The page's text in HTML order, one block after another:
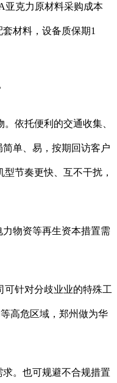
亚克力原材料采购成本
材料，设备质保期1
依托便利的交通收集、
单、易，按期回访客户
节奏更快、互不干扰，
物资等再生资本措置需
针对分歧业业的特殊工
高危区域，郑州做为华
。也可规避不合规措置